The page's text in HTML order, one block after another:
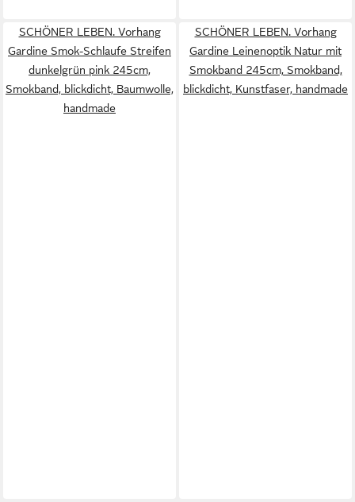
SCHÖNER LEBEN. Vorhang
Gardine Smok-Schlaufe Streifen
dunkelgrün pink 245cm,
Smokband, blickdicht, Baumwolle,
handmade
SCHÖNER LEBEN. Vorhang
Gardine Leinenoptik Natur mit
Smokband 245cm, Smokband,
blickdicht, Kunstfaser, handmade